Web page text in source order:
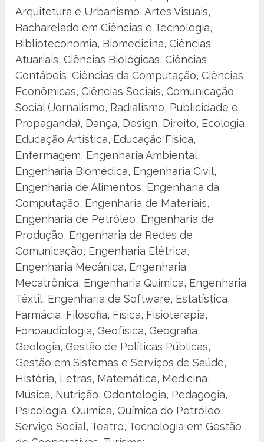
Arquitetura e Urbanismo, Artes Visuais,
Bacharelado em Ciências e Tecnologia,
Biblioteconomia, Biomedicina, Ciências
Atuariais, Ciências Biológicas, Ciências
Contábeis, Ciências da Computação, Ciências
Econômicas, Ciências Sociais, Comunicação
Social (Jornalismo, Radialismo, Publicidade e
Propaganda), Dança, Design, Direito, Ecologia,
Educação Artística, Educação Física,
Enfermagem, Engenharia Ambiental,
Engenharia Biomédica, Engenharia Civil,
Engenharia de Alimentos, Engenharia da
Computação, Engenharia de Materiais,
Engenharia de Petróleo, Engenharia de
Produção, Engenharia de Redes de
Comunicação, Engenharia Elétrica,
Engenharia Mecânica, Engenharia
Mecatrônica, Engenharia Química, Engenharia
Têxtil, Engenharia de Software, Estatística,
Farmácia, Filosofia, Física, Fisioterapia,
Fonoaudiologia, Geofísica, Geografia,
Geologia, Gestão de Políticas Públicas,
Gestão em Sistemas e Serviços de Saúde,
História, Letras, Matemática, Medicina,
Música, Nutrição, Odontologia, Pedagogia,
Psicologia, Química, Química do Petróleo,
Serviço Social, Teatro, Tecnologia em Gestão